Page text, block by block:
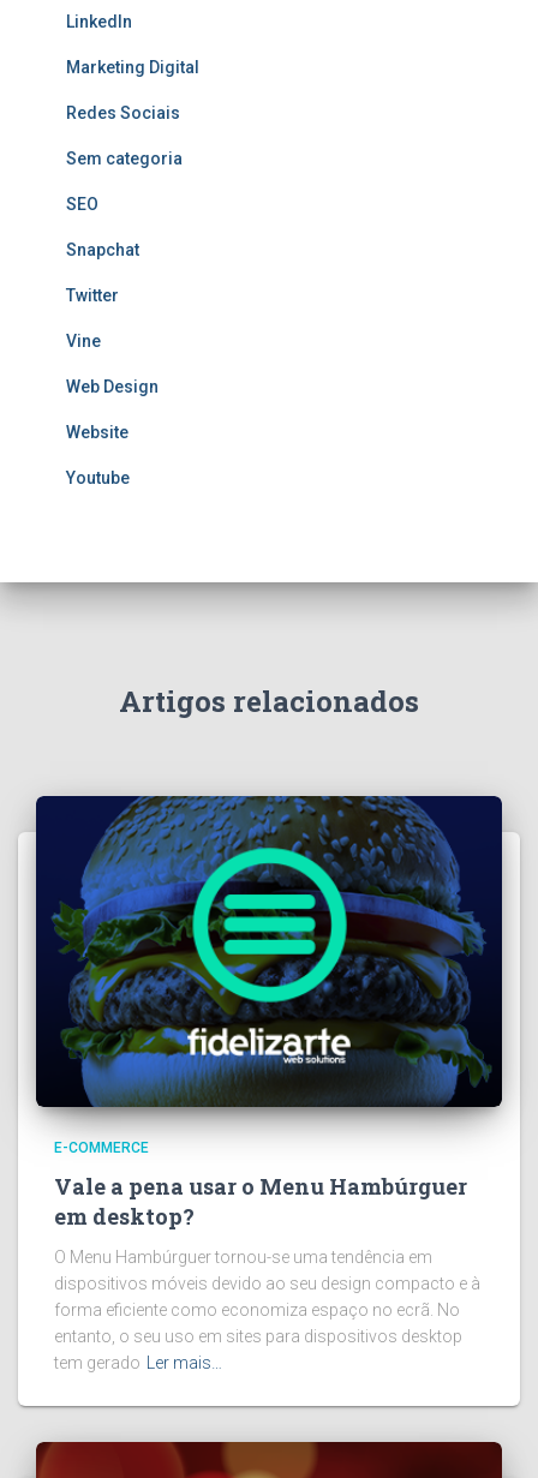
LinkedIn
Marketing Digital
Redes Sociais
Sem categoria
SEO
Snapchat
Twitter
Vine
Web Design
Website
Youtube
Artigos relacionados
E-COMMERCE
Vale a pena usar o Menu Hambúrguer
em desktop?
O Menu Hambúrguer tornou-se uma tendência em
dispositivos móveis devido ao seu design compacto e à
forma eficiente como economiza espaço no ecrã. No
entanto, o seu uso em sites para dispositivos desktop
tem gerado
Ler mais…